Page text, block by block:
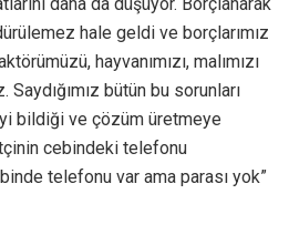
hale geldi ve borçlarımız
hayvanımızı, malımızı
bütün bu sorunları
bildiği ve çözüm üretmeye
cebindeki telefonu
telefonu var ama parası yok”